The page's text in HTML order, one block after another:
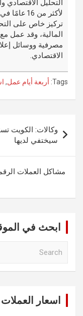
التحليل الاقتصادي
لأكثر من
تركيز خاص على
المالية، وقد عمل
مصرفية ووسائل
الاقتصادي.
Tags: أربعة أيام عمل,
المقالات
وكالات: الكويت
سيختفي لديها
مشاكل العملات
ابحث في
اسعار